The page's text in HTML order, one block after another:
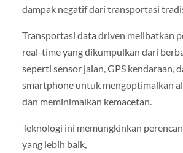
dampak negatif dari transportasi
Transportasi data driven melibatkan
real-time yang dikumpulkan dari
seperti sensor jalan, GPS kendaraan,
smartphone untuk mengoptimalkan
dan meminimalkan kemacetan.
Teknologi ini memungkinkan
yang lebih baik,